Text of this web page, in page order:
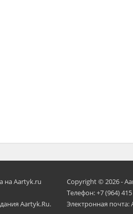
на Aartyk.ru
Aartyk.Ru.
Copyright © 2026 -
Телефон: +7 (964)
Электронная почта: